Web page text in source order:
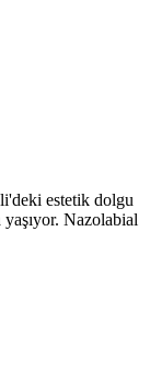
estetik dolgu
Nazolabial